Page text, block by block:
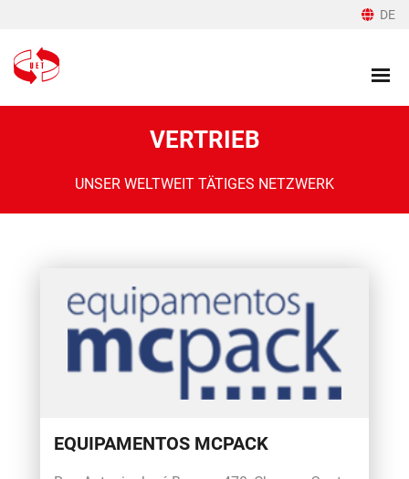
DE
VERTRIEB
UNSER WELTWEIT TÄTIGES NETZWERK
EQUIPAMENTOS MCPACK